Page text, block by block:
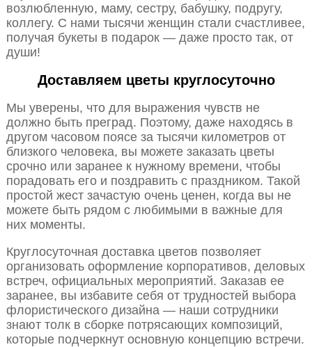
возлюбленную, маму, сестру, бабушку, подругу,
коллегу. С нами тысячи женщин стали счастливее,
получая букеты в подарок — даже просто так, от
души!
Доставляем цветы круглосуточно
Мы уверены, что для выражения чувств не
должно быть преград. Поэтому, даже находясь в
другом часовом поясе за тысячи километров от
близкого человека, вы можете заказать цветы
срочно или заранее к нужному времени, чтобы
порадовать его и поздравить с праздником. Такой
простой жест зачастую очень ценен, когда вы не
можете быть рядом с любимыми в важные для
них моменты.
Круглосуточная доставка цветов позволяет
организовать оформление корпоративов, деловых
встреч, официальных мероприятий. Заказав ее
заранее, вы избавите себя от трудностей выбора
флористического дизайна — наши сотрудники
знают толк в сборке потрясающих композиций,
которые подчеркнут основную концепцию встречи.